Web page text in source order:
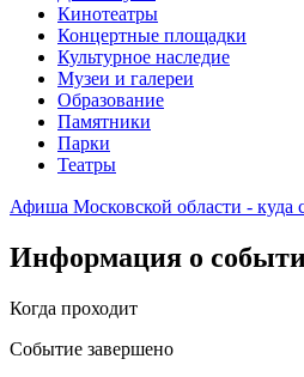
Кинотеатры
Концертные площадки
Культурное наследие
Музеи и галереи
Образование
Памятники
Парки
Театры
Афиша Московской области - куда
Информация о
Когда проходит
Событие завершено